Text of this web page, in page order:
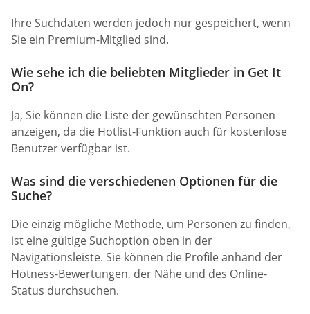
Ihre Suchdaten werden jedoch nur gespeichert, wenn
Sie ein Premium-Mitglied sind.
Wie sehe ich die beliebten Mitglieder in Get It
On?
Ja, Sie können die Liste der gewünschten Personen
anzeigen, da die Hotlist-Funktion auch für kostenlose
Benutzer verfügbar ist.
Was sind die verschiedenen Optionen für die
Suche?
Die einzig mögliche Methode, um Personen zu finden,
ist eine gültige Suchoption oben in der
Navigationsleiste. Sie können die Profile anhand der
Hotness-Bewertungen, der Nähe und des Online-
Status durchsuchen.